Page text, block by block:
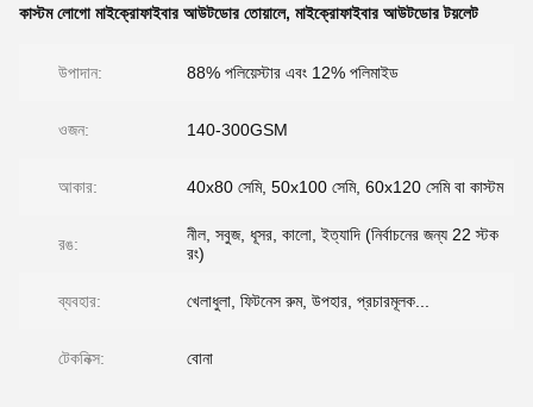
কাস্টম লোগো মাইক্রোফাইবার আউটডোর তোয়ালে, মাইক্রোফাইবার আউটডোর টয়লেট
উপাদান: 88% পলিয়েস্টার এবং 12% পলিমাইড
ওজন: 140-300GSM
আকার: 40x80 সেমি, 50x100 সেমি, 60x120 সেমি বা কাস্টম
রঙ:
নীল, সবুজ, ধূসর, কালো, ইত্যাদি (নির্বাচনের জন্য 22 স্টক
রং)
ব্যবহার: খেলাধুলা, ফিটনেস রুম, উপহার, প্রচারমূলক...
টেকনিক্স: বোনা